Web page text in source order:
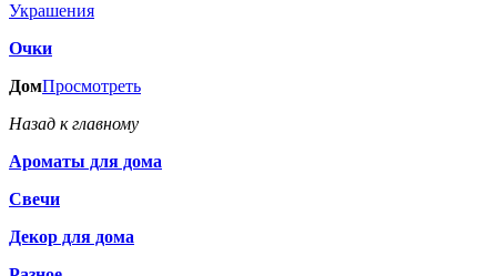
Украшения
Очки
ДомПросмотреть
Назад к главному
Ароматы для дома
Свечи
Декор для дома